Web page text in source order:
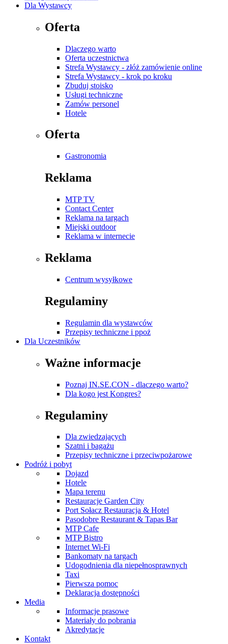
Dla Wystawcy
Oferta
Dlaczego warto
Oferta uczestnictwa
Strefa Wystawcy - złóż zamówienie online
Strefa Wystawcy - krok po kroku
Zbuduj stoisko
Usługi techniczne
Zamów personel
Hotele
Oferta
Gastronomia
Reklama
MTP TV
Contact Center
Reklama na targach
Miejski outdoor
Reklama w internecie
Reklama
Centrum wysyłkowe
Regulaminy
Regulamin dla wystawców
Przepisy techniczne i ppoż
Dla Uczestników
Ważne informacje
Poznaj IN.SE.CON - dlaczego warto?
Dla kogo jest Kongres?
Regulaminy
Dla zwiedzających
Szatni i bagażu
Przepisy techniczne i przeciwpożarowe
Podróż i pobyt
Dojazd
Hotele
Mapa terenu
Restauracje Garden City
Port Sołacz Restauracja & Hotel
Pasodobre Restaurant & Tapas Bar
MTP Cafe
MTP Bistro
Internet Wi-Fi
Bankomaty na targach
Udogodnienia dla niepełnosprawnych
Taxi
Pierwsza pomoc
Deklaracja dostępności
Media
Informacje prasowe
Materiały do pobrania
Akredytacje
Kontakt